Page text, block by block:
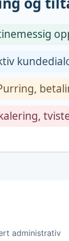
administrativ